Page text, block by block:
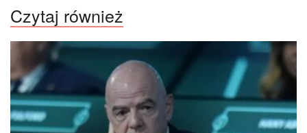
Czytaj również